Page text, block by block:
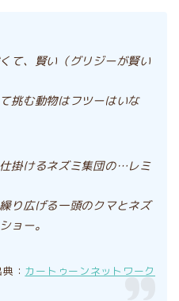
て、賢い（グリジーが賢い
挑む動物はフツーはいな
掛けるネズミ集団の…レミ
り広げる一頭のクマとネズ
ョー。
： カートゥーンネットワーク